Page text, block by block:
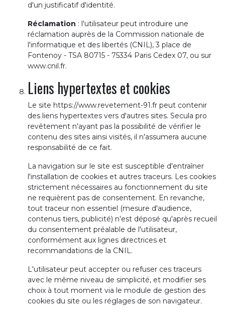
d'un justificatif d'identité.
Réclamation : l'utilisateur peut introduire une
réclamation auprès de la Commission nationale de
l'informatique et des libertés (CNIL), 3 place de
Fontenoy - TSA 80715 - 75334 Paris Cedex 07, ou sur
www.cnil.fr.
Liens hypertextes et cookies
Le site https://www.revetement-91.fr peut contenir
des liens hypertextes vers d'autres sites. Secula pro
revêtement n'ayant pas la possibilité de vérifier le
contenu des sites ainsi visités, il n'assumera aucune
responsabilité de ce fait.
La navigation sur le site est susceptible d'entraîner
l'installation de cookies et autres traceurs. Les cookies
strictement nécessaires au fonctionnement du site
ne requièrent pas de consentement. En revanche,
tout traceur non essentiel (mesure d'audience,
contenus tiers, publicité) n'est déposé qu'après recueil
du consentement préalable de l'utilisateur,
conformément aux lignes directrices et
recommandations de la CNIL.
L'utilisateur peut accepter ou refuser ces traceurs
avec le même niveau de simplicité, et modifier ses
choix à tout moment via le module de gestion des
cookies du site ou les réglages de son navigateur.